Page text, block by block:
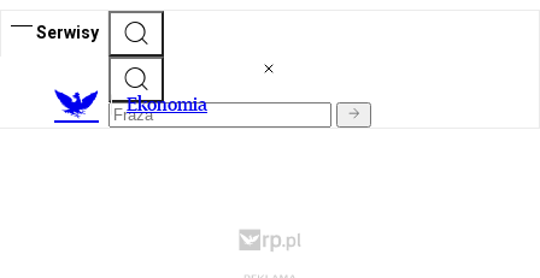
Serwisy
Ekonomia